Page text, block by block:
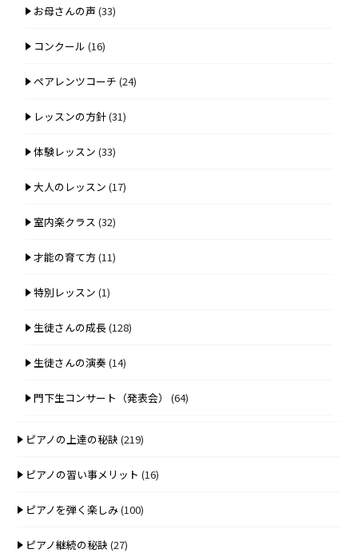
お母さんの声 (33)
コンクール (16)
ペアレンツコーチ (24)
レッスンの方針(31)
体験レッスン (33)
大人のレッスン (17)
室内楽クラス (32)
才能の育て方 (11)
特別レッスン (1)
生徒さんの成長(128)
生徒さんの演奏(14)
門下生コンサート（発表会） (64)
ピアノの上達の秘訣 (219)
ピアノの習い事メリット (16)
ピアノを弾く楽しみ(100)
ピアノ継続の秘訣 (27)